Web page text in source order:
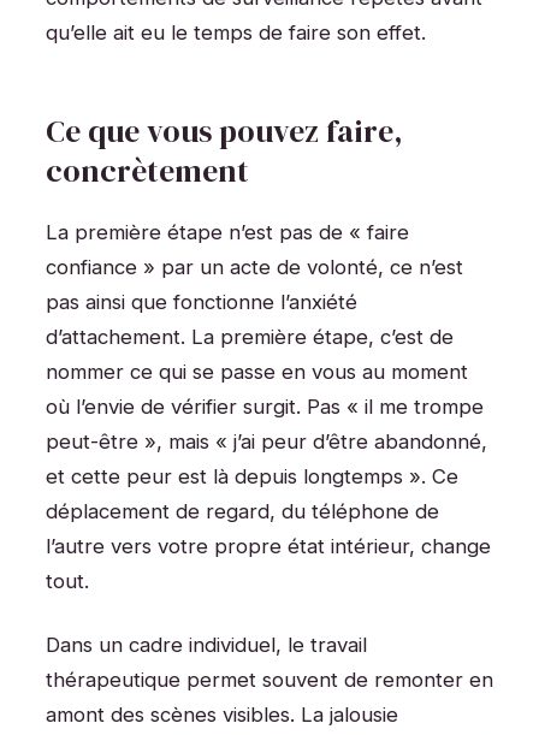
qu’elle ait eu le temps de faire son effet.
Ce que vous pouvez faire,
concrètement
La première étape n’est pas de « faire
confiance » par un acte de volonté, ce n’est
pas ainsi que fonctionne l’anxiété
d’attachement. La première étape, c’est de
nommer ce qui se passe en vous au moment
où l’envie de vérifier surgit. Pas « il me trompe
peut-être », mais « j’ai peur d’être abandonné,
et cette peur est là depuis longtemps ». Ce
déplacement de regard, du téléphone de
l’autre vers votre propre état intérieur, change
tout.
Dans un cadre individuel, le travail
thérapeutique permet souvent de remonter en
amont des scènes visibles. La jalousie